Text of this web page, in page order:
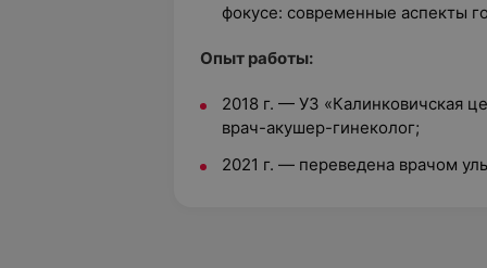
фокусе: современные аспекты
Опыт работы:
2018 г. — УЗ «Калинковичская
врач-акушер-гинеколог;
2021 г. — переведена врачом